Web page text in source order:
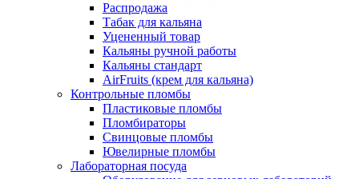
Распродажа
Табак для кальяна
Уцененный товар
Кальяны ручной работы
Кальяны стандарт
AirFruits (крем для кальяна)
Контрольные пломбы
Пластиковые пломбы
Пломбираторы
Свинцовые пломбы
Ювелирные пломбы
Лабораторная посуда